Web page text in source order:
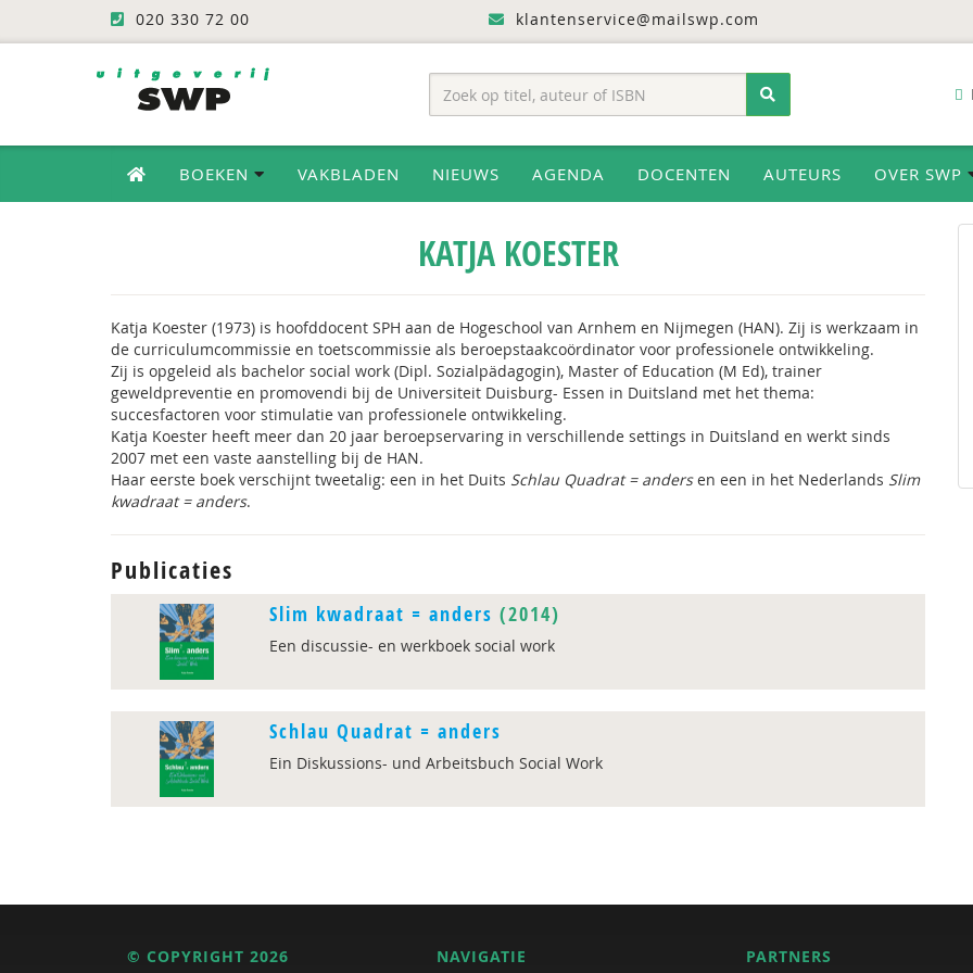
020 330 72 00 klantenservice@mailswp.com
BOEKEN VAKBLADEN NIEUWS AGENDA DOCENTEN AUTEURS OVER SWP
KATJA KOESTER
Katja Koester (1973) is hoofddocent SPH aan de Hogeschool van Arnhem en Nijmegen (HAN). Zij is werkzaam in
de curriculumcommissie en toetscommissie als beroepstaakcoördinator voor professionele ontwikkeling.
Zij is opgeleid als bachelor social work (Dipl. Sozialpädagogin), Master of Education (M Ed), trainer
geweldpreventie en promovendi bij de Universiteit Duisburg- Essen in Duitsland met het thema:
succesfactoren voor stimulatie van professionele ontwikkeling.
Katja Koester heeft meer dan 20 jaar beroepservaring in verschillende settings in Duitsland en werkt sinds
2007 met een vaste aanstelling bij de HAN.
Haar eerste boek verschijnt tweetalig: een in het Duits Schlau Quadrat = andersen een in het Nederlands Slim
kwadraat = anders.
Publicaties
Slim kwadraat = anders (2014)
Een discussie- en werkboek social work
Schlau Quadrat = anders
Ein Diskussions- und Arbeitsbuch Social Work
© COPYRIGHT 2026 NAVIGATIE PARTNERS